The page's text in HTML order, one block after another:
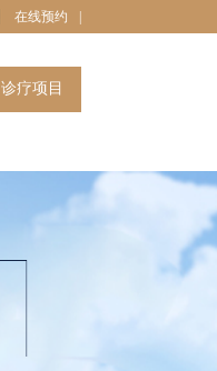
在线预约
诊疗项目